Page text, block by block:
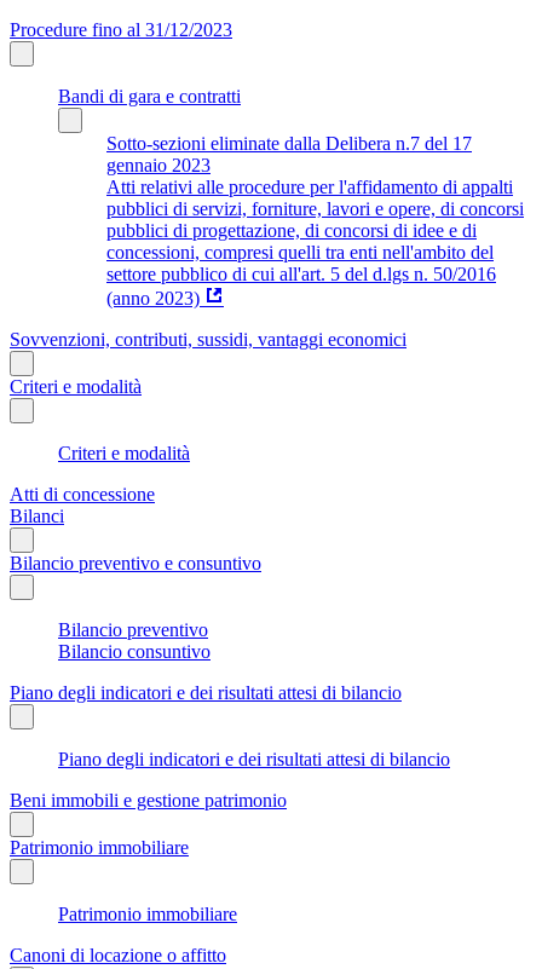
Procedure fino al 31/12/2023
Bandi di gara e contratti
Sotto-sezioni eliminate dalla Delibera n.7 del 17
gennaio 2023
Atti relativi alle procedure per l'affidamento di appalti
pubblici di servizi, forniture, lavori e opere, di concorsi
pubblici di progettazione, di concorsi di idee e di
concessioni, compresi quelli tra enti nell'ambito del
settore pubblico di cui all'art. 5 del d.lgs n. 50/2016
(anno 2023)
Sovvenzioni, contributi, sussidi, vantaggi economici
Criteri e modalità
Criteri e modalità
Atti di concessione
Bilanci
Bilancio preventivo e consuntivo
Bilancio preventivo
Bilancio consuntivo
Piano degli indicatori e dei risultati attesi di bilancio
Piano degli indicatori e dei risultati attesi di bilancio
Beni immobili e gestione patrimonio
Patrimonio immobiliare
Patrimonio immobiliare
Canoni di locazione o affitto